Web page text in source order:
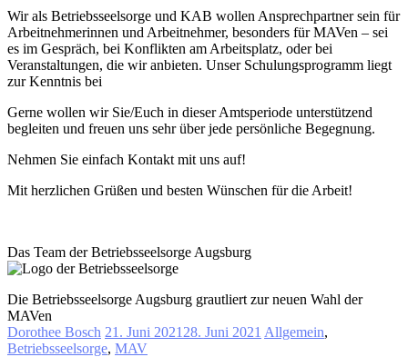
Wir als Betriebsseelsorge und KAB wollen Ansprechpartner sein für
Arbeitnehmerinnen und Arbeitnehmer, besonders für MAVen – sei
es im Gespräch, bei Konflikten am Arbeitsplatz, oder bei
Veranstaltungen, die wir anbieten. Unser Schulungsprogramm liegt
zur Kenntnis bei
Gerne wollen wir Sie/Euch in dieser Amtsperiode unterstützend
begleiten und freuen uns sehr über jede persönliche Begegnung.
Nehmen Sie einfach Kontakt mit uns auf!
Mit herzlichen Grüßen und besten Wünschen für die Arbeit!
Das Team der Betriebsseelsorge Augsburg
Die Betriebsseelsorge Augsburg grautliert zur neuen Wahl der
MAVen
Dorothee Bosch 21. Juni 2021 28. Juni 2021 Allgemein,
Betriebsseelsorge, MAV